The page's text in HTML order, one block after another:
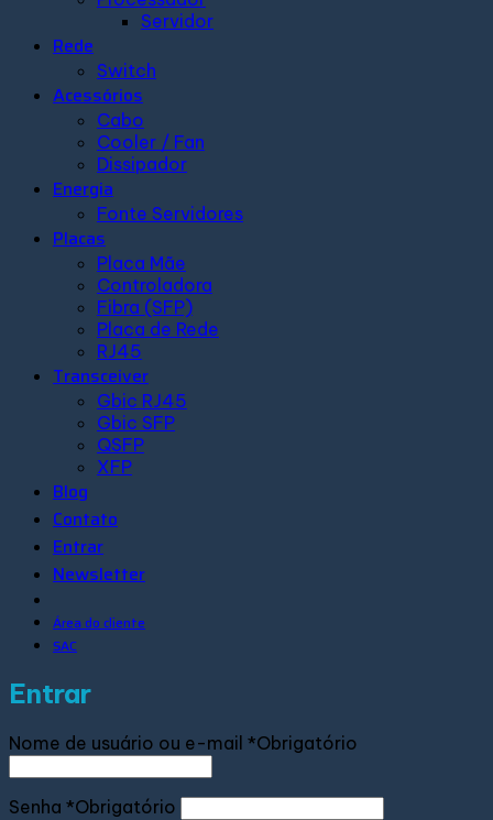
Servidor
Rede
Switch
Acessórios
Cabo
Cooler / Fan
Dissipador
Energia
Fonte Servidores
Placas
Placa Mãe
Controladora
Fibra (SFP)
Placa de Rede
RJ45
Transceiver
Gbic RJ45
Gbic SFP
QSFP
XFP
Blog
Contato
Entrar
Newsletter
Área do cliente
SAC
Entrar
Nome de usuário ou e-mail *Obrigatório
Senha *Obrigatório